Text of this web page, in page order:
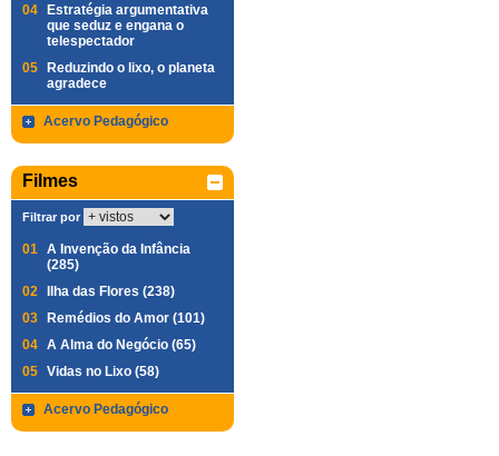
04
Estratégia argumentativa
que seduz e engana o
telespectador
05
Reduzindo o lixo, o planeta
agradece
Acervo Pedagógico
Filmes
Filtrar por
01 A Invenção da Infância
(285)
02
Ilha das Flores (238)
03
Remédios do Amor (101)
04 A Alma do Negócio (65)
05 Vidas no Lixo (58)
Acervo Pedagógico